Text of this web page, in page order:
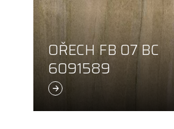
OŘECH FB 07 BC
6091589